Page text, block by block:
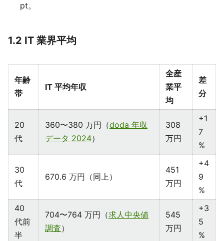
pt。
1.2 IT 業界平均
年齢
帯
IT 平均年収
全産
業平
均
差
分
20
代
360〜380 万円（doda 年収
データ 2024）
308
万円
+1
7
%
30
代
670.6 万円（同上）
451
万円
+4
9
%
40
代前
半
704〜764 万円（求人中央値
調査）
545
万円
+3
5
%